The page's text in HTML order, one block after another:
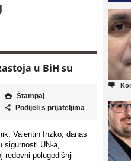
u BiH su
 Štampaj
 Podijeli s prijateljima
Valentin Inzko, danas
sigurnosti UN-a,
redovni polugodišnji
